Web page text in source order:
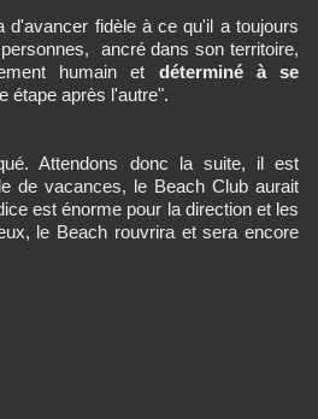
d'avancer fidèle à ce qu'il a toujours
ancré dans son territoire,
humain et déterminé à se
étape après l'autre".
Attendons donc la suite, il est
de vacances, le Beach Club aurait
est énorme pour la direction et les
le Beach rouvrira et sera encore